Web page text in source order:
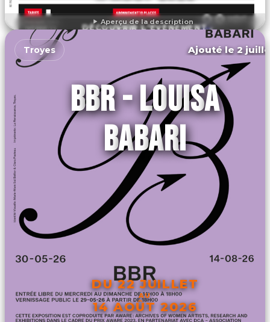
Aperçu de la description
DÉCOUVRIR L'ÉVÉNEMENT
Troyes Ajouté le 2
BBR - LOUISA
BABARI
DU 22 JUILLET
AU
14 AOÛT 2026